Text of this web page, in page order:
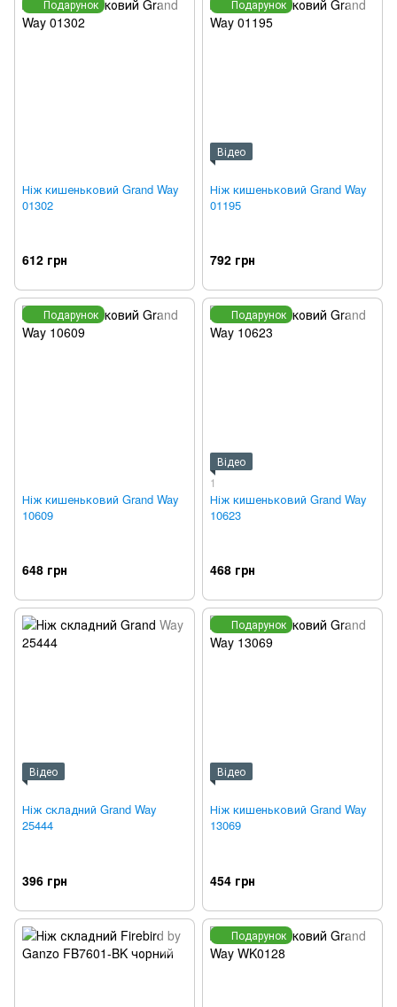
Подарунок
Ніж кишеньковий Grand Way
01302
612 грн
Подарунок
Відео
Ніж кишеньковий Grand Way
01195
792 грн
Подарунок
Ніж кишеньковий Grand Way
10609
648 грн
Подарунок
Відео
1
Ніж кишеньковий Grand Way
10623
468 грн
Відео
Ніж складний Grand Way
25444
396 грн
Подарунок
Відео
Ніж кишеньковий Grand Way
13069
454 грн
Подарунок